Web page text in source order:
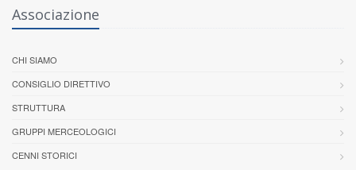
Associazione
CHI SIAMO
CONSIGLIO DIRETTIVO
STRUTTURA
GRUPPI MERCEOLOGICI
CENNI STORICI